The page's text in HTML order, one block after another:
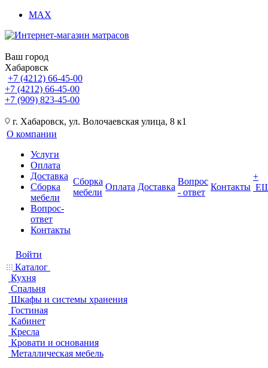
MAX
Ваш город
Хабаровск
+7 (4212) 66-45-00
+7 (4212) 66-45-00
+7 (909) 823-45-00
г. Хабаровск, ул. Волочаевская улица, 8 к1
О компании
Услуги
Оплата
Доставка
Сборка
мебели
Вопрос-
ответ
Контакты
Сборка
мебели
Оплата Доставка
Вопрос
- ответ
Контакты
+
Войти
Каталог
Кухня
Спальня
Шкафы и системы хранения
Гостиная
Кабинет
Кресла
Кровати и основания
Металлическая мебель